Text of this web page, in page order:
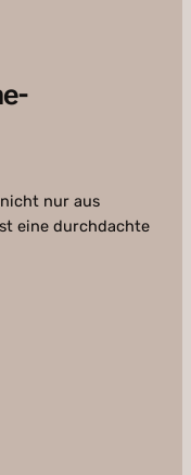
nur aus
eine durchdachte